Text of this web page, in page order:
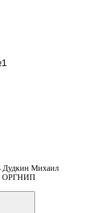
Дудкин Михаил
ОРГНИП